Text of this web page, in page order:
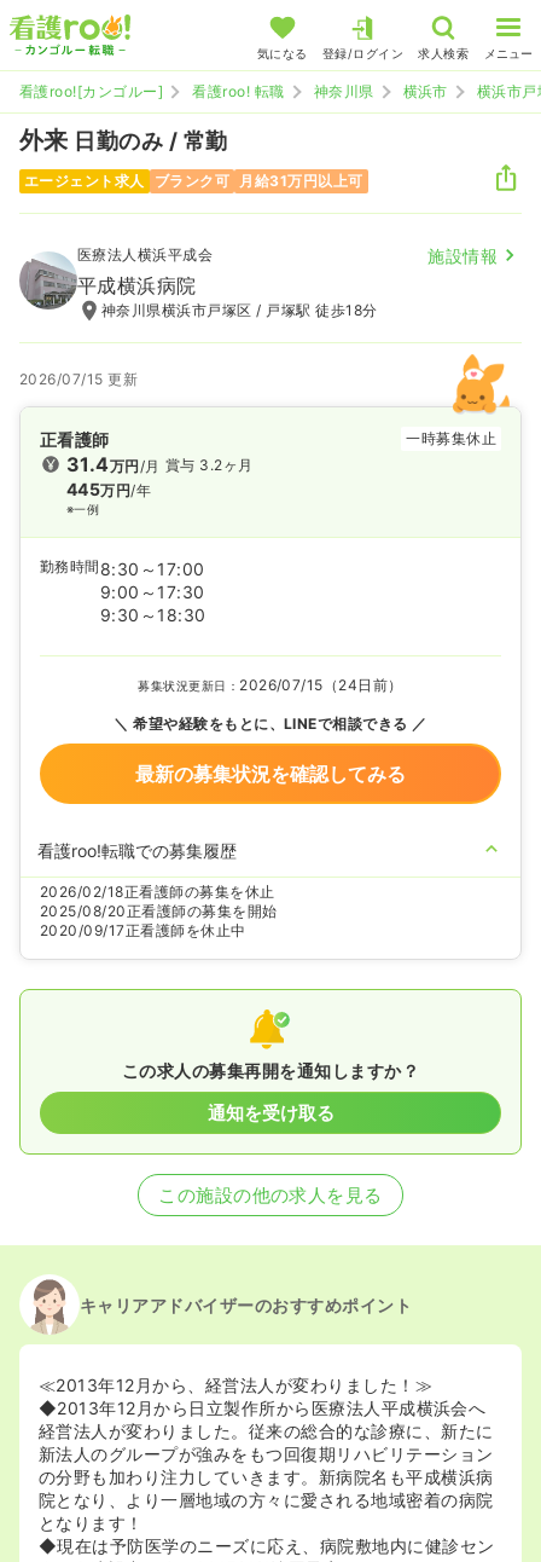
気になる 登録/ログイン 求人検索 メニュー
看護roo![カンゴルー] 看護roo! 転職 神奈川県 横浜市 横浜市戸
外来 日勤のみ / 常勤
エージェント求人 ブランク可 月給31万円以上可
医療法人横浜平成会 施設情報
平成横浜病院
神奈川県横浜市戸塚区 / 戸塚駅 徒歩18分
2026/07/15 更新
正看護師 一時募集休止
31.4万円/月
445万円/年
※一例
賞与 3.2ヶ月
勤務時間 8:30～17:00
9:00～17:30
9:30～18:30
募集状況更新日： 2026/07/15（24日前）
希望や経験をもとに、LINEで相談できる
最新の募集状況を確認してみる
看護roo!転職での募集履歴
2026/02/18正看護師の募集を休止
2025/08/20正看護師の募集を開始
2020/09/17正看護師を休止中
この求人の募集再開を通知しますか？
通知を受け取る
この施設の他の求人を見る
キャリアアドバイザーのおすすめポイント
≪2013年12月から、経営法人が変わりました！≫
◆2013年12月から日立製作所から医療法人平成横浜会へ
経営法人が変わりました。従来の総合的な診療に、新たに
新法人のグループが強みをもつ回復期リハビリテーション
の分野も加わり注力していきます。新病院名も平成横浜病
院となり、より一層地域の方々に愛される地域密着の病院
となります！
◆現在は予防医学のニーズに応え、病院敷地内に健診セン